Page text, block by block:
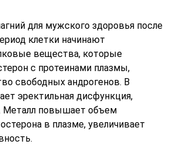
для мужского здоровья после
клетки начинают
вещества, которые
с протеинами плазмы,
свободных андрогенов. В
эректильная дисфункция,
Металл повышает объем
в плазме, увеличивает